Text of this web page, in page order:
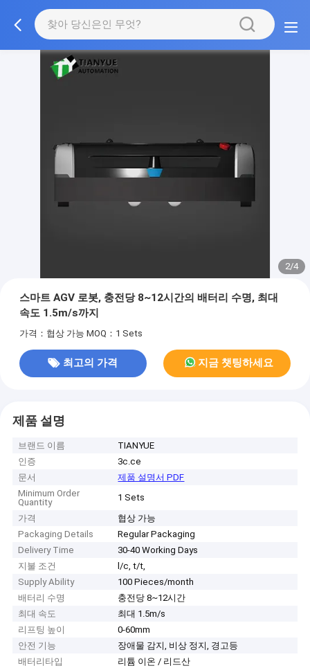
2/4
스마트 AGV 로봇, 충전당 8~12시간의 배터리 수명, 최대
속도 1.5m/s까지
가격：협상 가능 MOQ：1 Sets
최고의 가격 지금 챗팅하세요
제품 설명
브랜드 이름
TIANYUE
인증
3c.ce
문서
제품 설명서 PDF
Minimum Order
Quantity
1 Sets
가격
협상 가능
Packaging Details
Regular Packaging
Delivery Time
30-40 Working Days
지불 조건
l/c, t/t,
Supply Ability
100 Pieces/month
배터리 수명
충전당 8~12시간
최대 속도
최대 1.5m/s
리프팅 높이
0-60mm
안전 기능
장애물 감지, 비상 정지, 경고등
배터리타입
리튬 이온 / 리드산